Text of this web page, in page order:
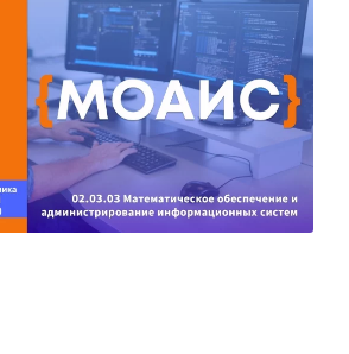
адресу: г.Самара, ул.Академика